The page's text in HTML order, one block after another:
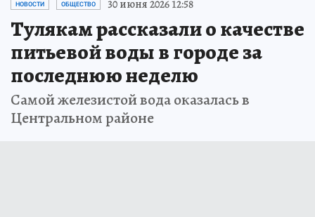
НОВОСТИ ОБЩЕСТВО 30 июня 2026 12:58
Тулякам рассказали о качестве
питьевой воды в городе за
последнюю неделю
Самой железистой вода оказалась в
Центральном районе